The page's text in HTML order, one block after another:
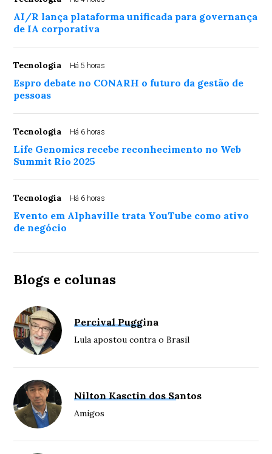
AI/R lança plataforma unificada para governança
de IA corporativa
Tecnologia Há 5 horas
Espro debate no CONARH o futuro da gestão de
pessoas
Tecnologia Há 6 horas
Life Genomics recebe reconhecimento no Web
Summit Rio 2025
Tecnologia Há 6 horas
Evento em Alphaville trata YouTube como ativo
de negócio
Blogs e colunas
Percival Puggina
Lula apostou contra o Brasil
Nilton Kasctin dos Santos
Amigos